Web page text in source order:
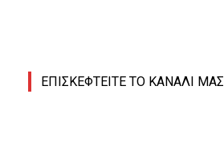
ΕΠΙΣΚΕΦΤΕΙΤΕ ΤΟ ΚΑΝΑΛΙ ΜΑΣ